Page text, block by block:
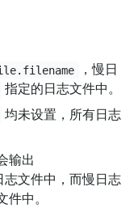
，慢日
指定的日志文件中。
均未设置，所有日志
输出
志文件中，而慢日志
中。